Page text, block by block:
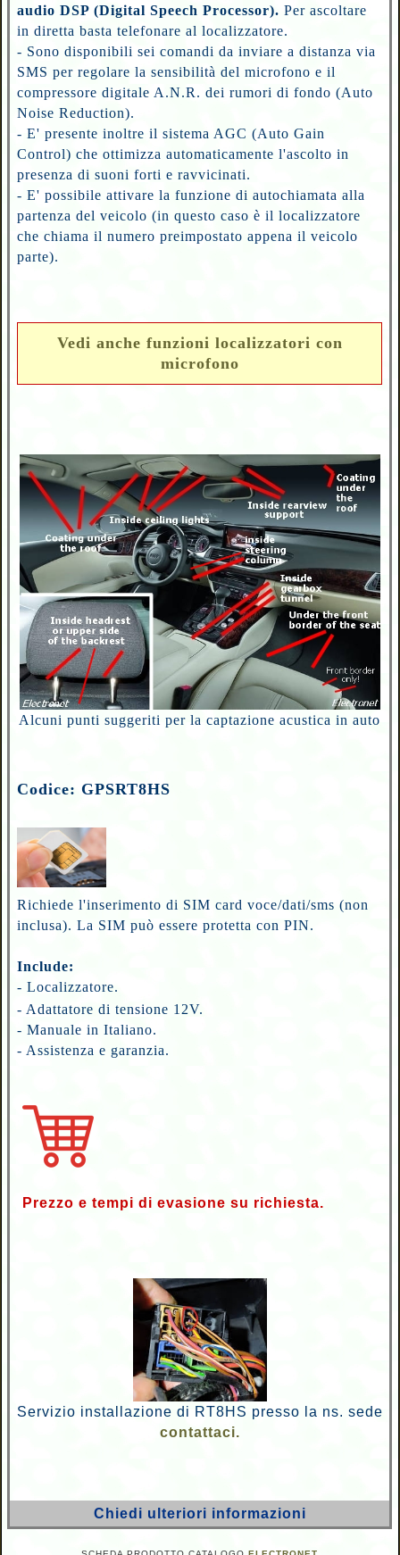
audio DSP (Digital Speech Processor).Per ascoltare
in diretta basta telefonare al localizzatore.
- Sono disponibili sei comandi da inviare a distanza via
SMS per regolare la sensibilità del microfono e il
compressore digitale A.N.R. dei rumori di fondo (Auto
Noise Reduction).
- E' presente inoltre il sistema AGC (Auto Gain
Control) che ottimizza automaticamente l'ascolto in
presenza di suoni forti e ravvicinati.
- E' possibile attivare la funzione di autochiamata alla
partenza del veicolo (in questo caso è il localizzatore
che chiama il numero preimpostato appena il veicolo
parte).
Vedi anche funzioni localizzatori con
microfono
Alcuni punti suggeriti per la captazione acustica in auto
Codice: GPSRT8HS
Richiede l'inserimento di SIM card voce/dati/sms (non
inclusa). La SIM può essere protetta con PIN.
Include:
- Localizzatore.
- Adattatore di tensione 12V.
- Manuale in Italiano.
- Assistenza e garanzia.
Prezzo e tempi di evasione su richiesta.
Servizio installazione di RT8HS presso la ns. sede
contattaci.
Chiedi ulteriori informazioni